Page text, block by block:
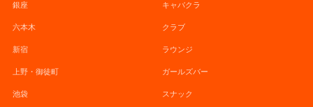
銀座
六本木
新宿
上野・御徒町
池袋
キャバクラ
クラブ
ラウンジ
ガールズバー
スナック